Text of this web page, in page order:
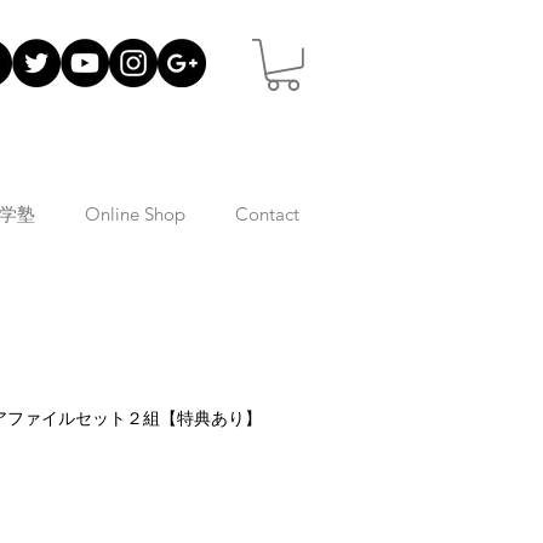
塾 Online Shop Contact
ファイルセット２組【特典あり】